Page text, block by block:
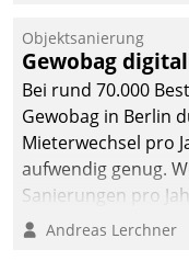
Objektsanierung
Gewobag
Bei rund 70.000
Gewobag in Berlin
Mieterwechsel pro
aufwendig genug.
Sanierungen pro
Betreuungs- und
Andreas Lerchner